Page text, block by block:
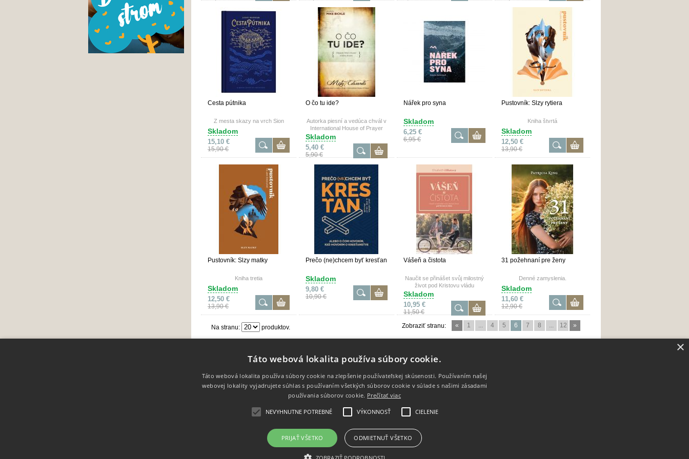
vztahy.
Cesta pútnika
Z mesta skazy na vrch Sion
Skladom
15,10 €
15,90 €
O čo tu ide?
Autorka piesní a vedúca chvál v
International House of Prayer
Skladom
5,40 €
5,90 €
Nářek pro syna
Skladom
6,25 €
6,95 €
Pustovník: Slzy rytiera
Kniha štvrtá
Skladom
12,50 €
13,90 €
Pustovník: Slzy matky
Kniha tretia
Skladom
12,50 €
13,90 €
Prečo (ne)chcem byť kresťan
Skladom
9,80 €
10,90 €
Vášeň a čistota
Naučit se přinášet svůj milostný
život pod Kristovu vládu
Skladom
10,95 €
11,50 €
31 požehnaní pre ženy
Denné zamyslenia.
Skladom
11,60 €
12,90 €
Na stranu: produktov. Zobraziť stranu: « 1 ... 4 5 6 7 8 ... 12 »
Dodanie tovaru
Reklamácie a vrátenie tovaru
Doprava a poštovné
Kontakt
×
Táto webová lokalita používa súbory cookie.
Táto webová lokalita používa súbory cookie na zlepšenie používateľskej skúsenosti. Používaním našej
webovej lokality vyjadrujete súhlas s používaním všetkých súborov cookie v súlade s našimi zásadami
používania súborov cookie. Prečítať viac
NEVYHNUTNE POTREBNÉ VÝKONNOSŤ CIELENIE
PRIJAŤ VŠETKO ODMIETNUŤ VŠETKO